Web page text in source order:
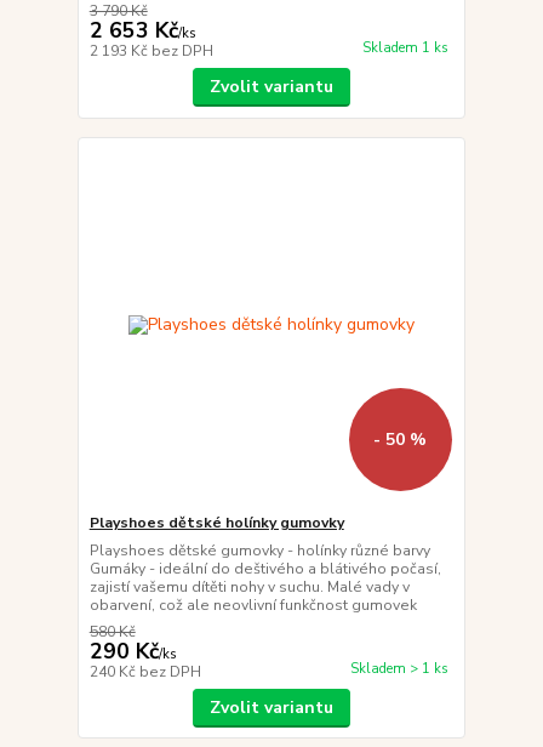
3 790 Kč
2 653 Kč/ks
2 193 Kč bez DPH Skladem 1 ks
Zvolit variantu
- 50 %
Playshoes dětské holínky gumovky
Playshoes dětské gumovky - holínky různé barvy
Gumáky - ideální do deštivého a blátivého počasí,
zajistí vašemu dítěti nohy v suchu. Malé vady v
obarvení, což ale neovlivní funkčnost gumovek
580 Kč
290 Kč/ks
240 Kč bez DPH Skladem > 1 ks
Zvolit variantu